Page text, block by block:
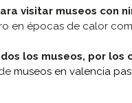
visitar museos con
en épocas de calor
los museos, por los
museos en valencia